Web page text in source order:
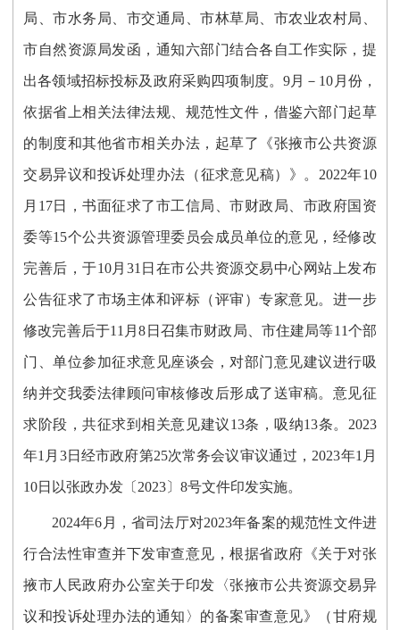
局、市水务局、市交通局、市林草局、市农业农村局、
市自然资源局发函，通知六部门结合各自工作实际，提
出各领域招标投标及政府采购四项制度。9月－10月份，
依据省上相关法律法规、规范性文件，借鉴六部门起草
的制度和其他省市相关办法，起草了 《张掖市公共资源
交易异议和投诉处理办法（征求意见稿） 》 。 2022年10
月17日，书面征求了市工信局、市财政局、市政府国资
委等15个公共资源管理委员会成员单位的意见 ，经修改
完善后，于10月 31 日 在市公共资源交易中心网站上发布
公告征求了市场主体和评标（评审）专家意见。 进一步
修改完善后于11 月8 日 召集市财政局、市住建局等11个部
门、单位参加征求意见座谈会 ，对部门意见建议进行吸
纳并交我委法律顾问审核修改后形成了送审稿。 意见征
求阶段，共征求到相关意见建议13条，吸纳13条。 2023
年1月3日经市政府第25次常务会议审议通过 ， 2023年1月
10日以张政办发〔2023〕8号文件印发实施。
2024年6月，省司法厅对2023年备案的规范性文件进
行合法性审查并下发审查意见，根据省政府《关于对张
掖市人民政府办公室关于印发〈张掖市公共资源交易异
议和投诉处理办法的通知〉的备案审查意见》（甘府规